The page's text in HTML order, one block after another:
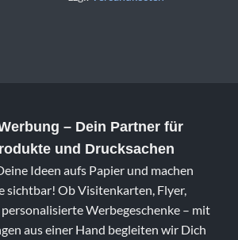
– Dein Partner für
und Drucksachen
Ideen aufs Papier und machen
sichtbar! Ob Visitenkarten, Flyer,
Werbegeschenke – mit
aus einer Hand begleiten wir Dich